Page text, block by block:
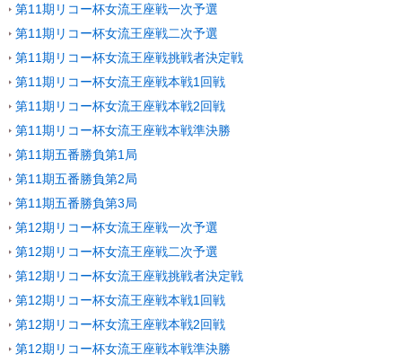
第11期リコー杯女流王座戦一次予選
第11期リコー杯女流王座戦二次予選
第11期リコー杯女流王座戦挑戦者決定戦
第11期リコー杯女流王座戦本戦1回戦
第11期リコー杯女流王座戦本戦2回戦
第11期リコー杯女流王座戦本戦準決勝
第11期五番勝負第1局
第11期五番勝負第2局
第11期五番勝負第3局
第12期リコー杯女流王座戦一次予選
第12期リコー杯女流王座戦二次予選
第12期リコー杯女流王座戦挑戦者決定戦
第12期リコー杯女流王座戦本戦1回戦
第12期リコー杯女流王座戦本戦2回戦
第12期リコー杯女流王座戦本戦準決勝